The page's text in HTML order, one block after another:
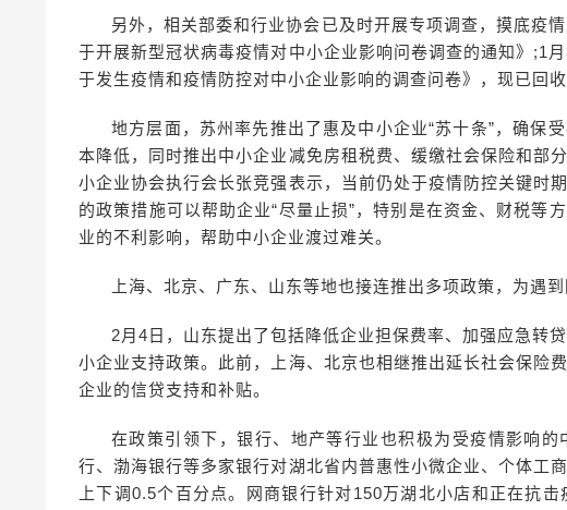
另外，相关部委和行业协会已及时开展专项调查，摸底疫
于开展新型冠状病毒疫情对中小企业影响问卷调查的通知》;1
于发生疫情和疫情防控对中小企业影响的调查问卷》，现已回收
地方层面，苏州率先推出了惠及中小企业“苏十条”，确保
本降低，同时推出中小企业减免房租税费、缓缴社会保险和部
小企业协会执行会长张竞强表示，当前仍处于疫情防控关键时
的政策措施可以帮助企业“尽量止损”，特别是在资金、财税等
业的不利影响，帮助中小企业渡过难关。
上海、北京、广东、山东等地也接连推出多项政策，为遇
2月4日，山东提出了包括降低企业担保费率、加强应急转
小企业支持政策。此前，上海、北京也相继推出延长社会保险
企业的信贷支持和补贴。
在政策引领下，银行、地产等行业也积极为受疫情影响
行、渤海银行等多家银行对湖北省内普惠性小微企业、个体工
上下调0.5个百分点。网商银行针对150万湖北小店和正在抗